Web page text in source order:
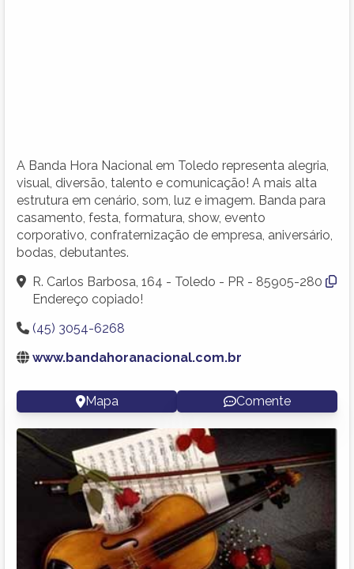
A Banda Hora Nacional em Toledo representa alegria,
visual, diversão, talento e comunicação! A mais alta
estrutura em cenário, som, luz e imagem. Banda para
casamento, festa, formatura, show, evento
corporativo, confraternização de empresa, aniversário,
bodas, debutantes.
R. Carlos Barbosa, 164 - Toledo - PR - 85905-280
Endereço copiado!
(45) 3054-6268
www.bandahoranacional.com.br
Mapa Comente